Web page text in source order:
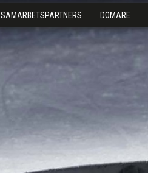
SAMARBETSPARTNERS DOMARE